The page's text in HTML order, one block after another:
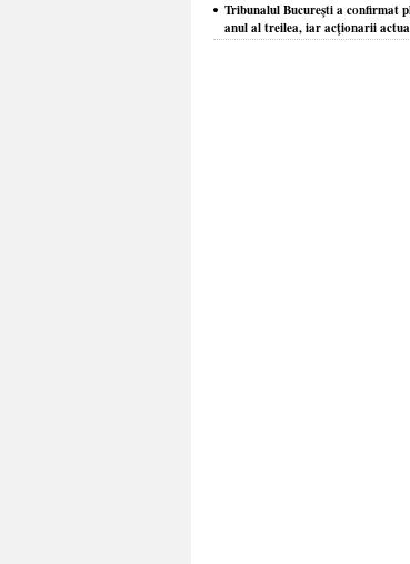
Tribunalul Bucureşti a confirmat
anul al treilea, iar acţionarii